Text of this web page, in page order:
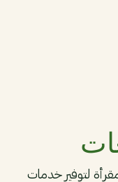
لتوفير خدمات